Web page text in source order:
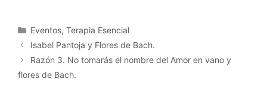
Categorías
Eventos,Terapia Esencial
Isabel Pantoja y Flores de Bach.
Razón 3. No tomarás el nombre del Amor en vano y
flores de Bach.